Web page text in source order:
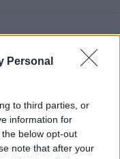
Personal
to third parties, or
information for
below opt-out
note that after your